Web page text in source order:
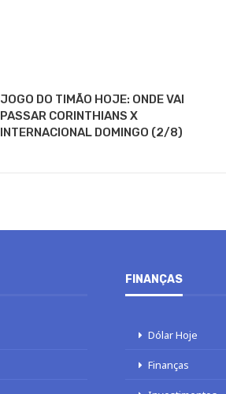
JOGO DO TIMÃO HOJE: ONDE VAI
PASSAR CORINTHIANS X
INTERNACIONAL DOMINGO (2/8)
FINANÇAS
Dólar Hoje
Finanças